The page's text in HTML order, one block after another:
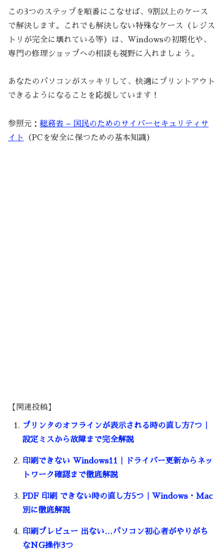
この3つのステップを順番にこなせば、9割以上のケース
で解決します。これでも解決しない特殊なケース（レジス
トリが完全に壊れている等）は、Windowsの初期化や、
専門の修理ショップへの相談も視野に入れましょう。
あなたのパソコンがスッキリして、快適にプリントアウト
できるようになることを応援しています！
参照元： 総務省 – 国民のためのサイバーセキュリティサ
イト
（PCを安全に保つための基本知識）
【関連投稿】
プリンタのオフラインが表示される時の直し方7つ｜
設定ミスから故障まで完全解説
印刷できない Windows11｜ドライバー更新からネッ
トワーク確認まで徹底解説
PDF 印刷 できない時の直し方5つ｜Windows・Mac
別に徹底解説
印刷プレビュー 出ない…パソコン初心者がやりがち
なNG操作3つ